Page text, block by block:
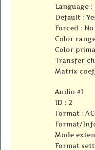
Language :
Default :
Forced : No
Color
Color
Transfer
Matrix
Audio #1
ID : 2
Format :
Format/
Mode
Format